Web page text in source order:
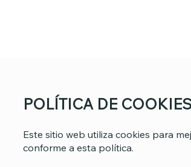
POLÍTICA DE COOKIES
Este sitio web utiliza cookies para
conforme a esta política.